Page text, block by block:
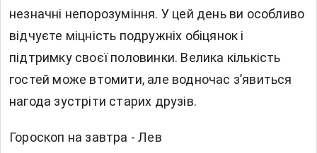
незначні непорозуміння. У цей день ви особливо
відчуєте міцність подружніх обіцянок і
підтримку своєї половинки. Велика кількість
гостей може втомити, але водночас з’явиться
нагода зустріти старих друзів.
Гороскоп на завтра - Лев